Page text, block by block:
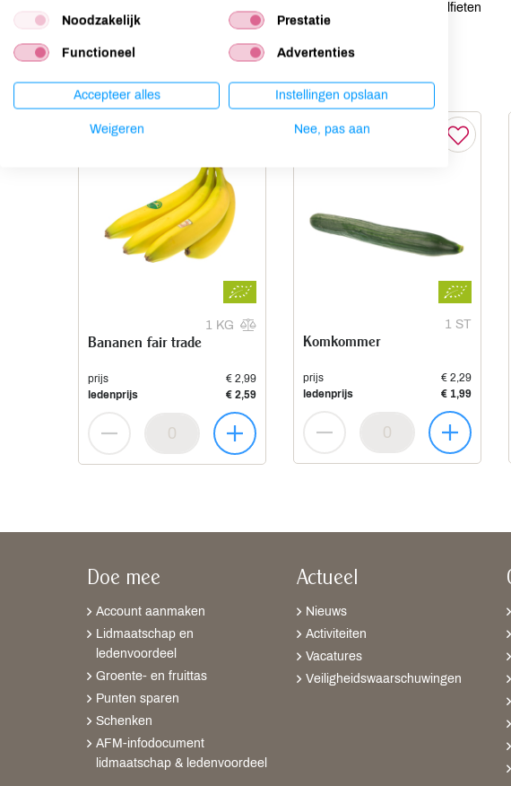
sulfieten
1 KG
Bananen fair trade
prijs
€ 2,99
ledenprijs
€ 2,59
1 ST
Komkommer
prijs
€ 2,29
ledenprijs
€ 1,99
Doe mee
Account aanmaken
Lidmaatschap en
ledenvoordeel
Groente- en fruittas
Punten sparen
Schenken
AFM-infodocument
lidmaatschap & ledenvoordeel
Actueel
Nieuws
Activiteiten
Vacatures
Veiligheidswaarschuwingen
Noodzakelijk Prestatie
Functioneel Advertenties
Accepteer alles Instellingen opslaan
Weigeren Nee, pas aan